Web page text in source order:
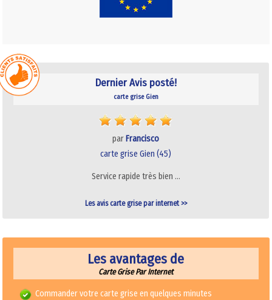
Dernier Avis posté!
carte grise Gien
par Francisco
carte grise Gien (45)
Service rapide très bien …
Les avis carte grise par internet >>
Les avantages de
Carte Grise Par Internet
Commander votre carte grise en quelques minutes